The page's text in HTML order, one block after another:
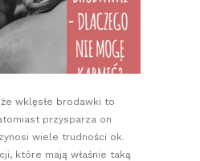
wklęsłe brodawki to
przysparza on
wiele trudności ok.
które mają właśnie taką